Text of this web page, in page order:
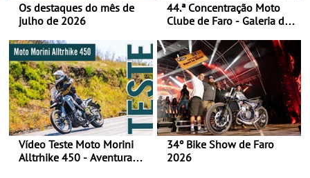
Os destaques do mês de
julho de 2026
44.ª Concentração Moto
Clube de Faro - Galeria de
Vídeo Teste Moto Morini
Alltrhike 450 - Aventura
34º Bike Show de Faro
2026